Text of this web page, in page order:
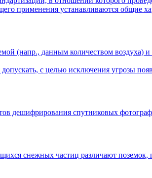
применения устанавливаются общие
(напр., данным количеством воздуха)
с целью исключения угрозы
дешифрирования спутниковых
снежных частиц различают поземок,